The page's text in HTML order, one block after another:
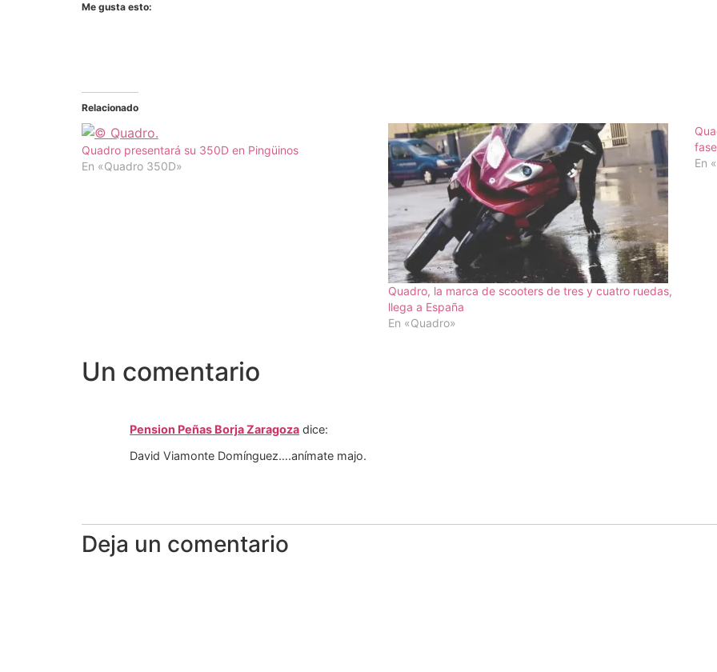
Me gusta esto:
Relacionado
Quadro presentará su 350D en Pingüinos
En «Quadro 350D»
Quadro, la marca de scooters de tres y cuatro ruedas,
llega a España
En «Quadro»
En
Un comentario
Pension Peñas Borja Zaragoza dice:
David Viamonte Domínguez….anímate majo.
Deja un comentario